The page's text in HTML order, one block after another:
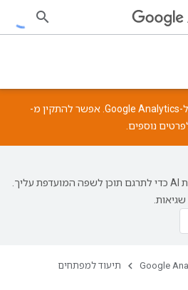
נוספים.
‫Google משתמשת בטכנולוגיית AI כדי לתרגם תוכן לשפה המועדפת עליך.
Google
תיעוד למפתחים